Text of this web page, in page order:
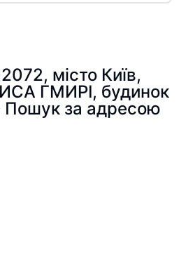
місто Київ,
ГМИРІ, будинок
Пошук за адресою